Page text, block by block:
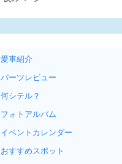
愛車紹介
パーツレビュー
何シテル？
フォトアルバム
イベントカレンダー
おすすめスポット